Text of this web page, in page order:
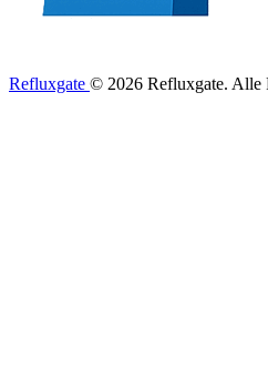
Refluxgate © 2026 Refluxgate. Alle